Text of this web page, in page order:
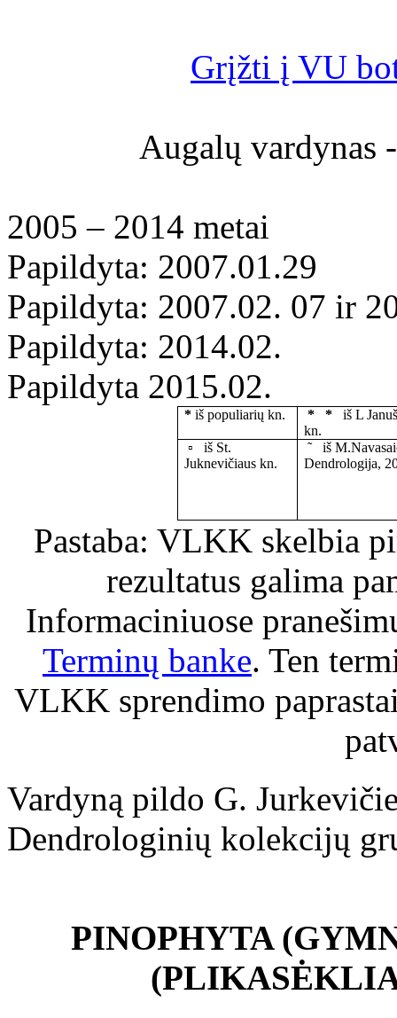
Grįžti į VU
Augalų vardynas
2005 – 2014 metai
Papildyta: 2007.01.29
Papildyta: 2007.02. 07 ir
Papildyta: 2014.02.
Papildyta 2015.02.
*iš populiarių kn. * *
iš L
kn.
▫ iš St.
Juknevičiaus kn.
˜ iš
Dendrologija,
Pastaba: VLKK skelbia
rezultatus galima
Informaciniuose
Terminų banke. Ten
VLKK sprendimo
Vardyną pildo G.
Dendrologinių kolekcijų
PINOPHYTA